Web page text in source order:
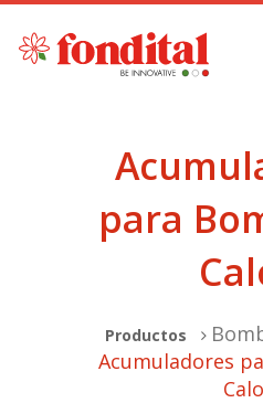
para
Productos
Acumuladores